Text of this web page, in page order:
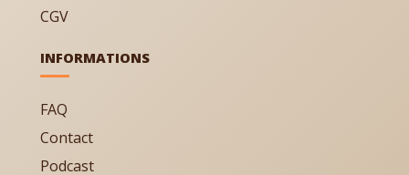
CGV
INFORMATIONS
FAQ
Contact
Podcast